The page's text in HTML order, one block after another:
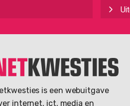
is een webuitgave
internet, ict, media en